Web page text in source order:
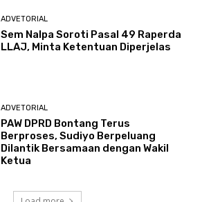
ADVETORIAL
Sem Nalpa Soroti Pasal 49 Raperda
LLAJ, Minta Ketentuan Diperjelas
ADVETORIAL
PAW DPRD Bontang Terus
Berproses, Sudiyo Berpeluang
Dilantik Bersamaan dengan Wakil
Ketua